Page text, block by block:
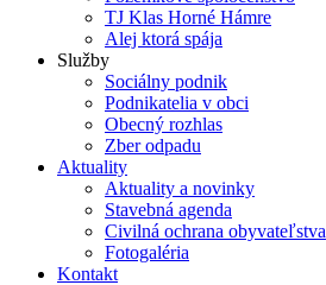
TJ Klas Horné Hámre
Alej ktorá spája
Služby
Sociálny podnik
Podnikatelia v obci
Obecný rozhlas
Zber odpadu
Aktuality
Aktuality a novinky
Stavebná agenda
Civilná ochrana obyvateľstva
Fotogaléria
Kontakt